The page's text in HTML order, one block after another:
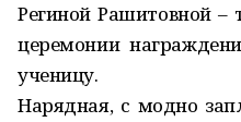
Региной Рашитовной –
церемонии
ученицу.
Нарядная, с модно